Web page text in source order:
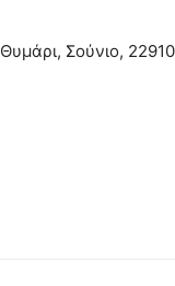
Σούνιο,